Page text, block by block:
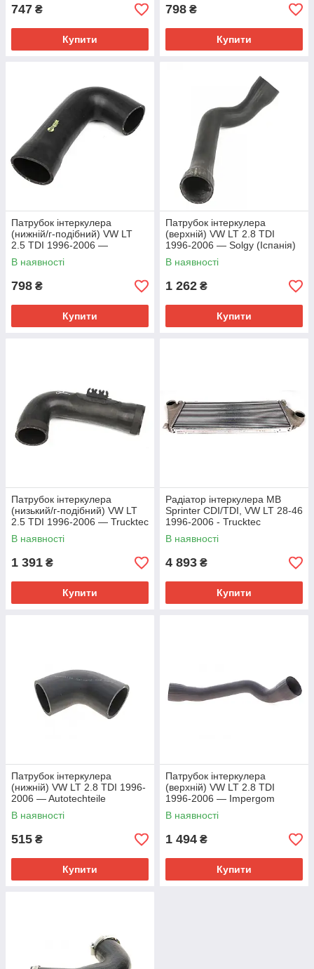
747 ₴
Купити
798 ₴
Купити
Патрубок інтеркулера
(нижній/г-подібний) VW LT
2.5 TDI 1996-2006 —
Autotechteile (Німеччина) —
314 5045
В наявності
798 ₴
Купити
Патрубок інтеркулера
(верхній) VW LT 2.8 TDI
1996-2006 — Solgy (Іспанія)
— 114097
В наявності
1 262 ₴
Купити
Патрубок інтеркулера
(низький/г-подібний) VW LT
2.5 TDI 1996-2006 — Trucktec
(Німеччина) — 07.14.055
В наявності
1 391 ₴
Купити
Радіатор інтеркулера MB
Sprinter CDI/TDI, VW LT 28-46
1996-2006 - Trucktec
(Німеччина) - 02.40.169
В наявності
4 893 ₴
Купити
Патрубок інтеркулера
(нижній) VW LT 2.8 TDI 1996-
2006 — Autotechteile
(Німеччина) — 314 5078
В наявності
515 ₴
Купити
Патрубок інтеркулера
(верхній) VW LT 2.8 TDI
1996-2006 — Impergom
(Італія) — 222002
В наявності
1 494 ₴
Купити